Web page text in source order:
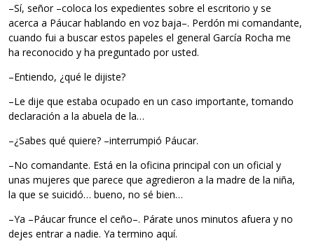
–Sí, señor –coloca los expedientes sobre el escritorio y se
acerca a Páucar hablando en voz baja–. Perdón mi comandante,
cuando fui a buscar estos papeles el general García Rocha me
ha reconocido y ha preguntado por usted.
–Entiendo, ¿qué le dijiste?
–Le dije que estaba ocupado en un caso importante, tomando
declaración a la abuela de la…
–¿Sabes qué quiere? –interrumpió Páucar.
–No comandante. Está en la oficina principal con un oficial y
unas mujeres que parece que agredieron a la madre de la niña,
la que se suicidó… bueno, no sé bien…
–Ya –Páucar frunce el ceño–. Párate unos minutos afuera y no
dejes entrar a nadie. Ya termino aquí.